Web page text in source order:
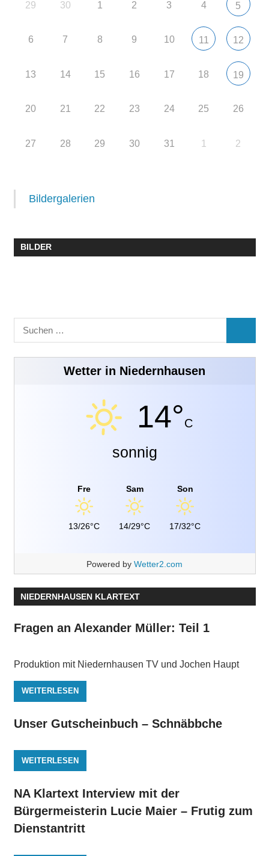
29 30 1 2 3 4 5
6 7 8 9 10 11 12
13 14 15 16 17 18 19
20 21 22 23 24 25 26
27 28 29 30 31 1 2
Bildergalerien
BILDER
Suchen
nach:
Wetter in Niedernhausen
14°C
sonnig
Fre
13/26°C
Sam
14/29°C
Son
17/32°C
Powered by Wetter2.com
NIEDERNHAUSEN KLARTEXT
Fragen an Alexander Müller: Teil 1
Produktion mit Niedernhausen TV und Jochen Haupt
WEITERLESEN
Unser Gutscheinbuch – Schnäbbche
WEITERLESEN
NA Klartext Interview mit der
Bürgermeisterin Lucie Maier – Frutig zum
Dienstantritt